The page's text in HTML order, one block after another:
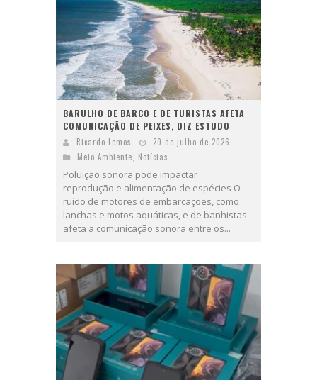
BARULHO DE BARCO E DE TURISTAS AFETA
COMUNICAÇÃO DE PEIXES, DIZ ESTUDO
Ricardo Lemos
20 de julho de 2026
Meio Ambiente
Notícias
Poluição sonora pode impactar
reprodução e alimentação de espécies O
ruído de motores de embarcações, como
lanchas e motos aquáticas, e de banhistas
afeta a comunicação sonora entre os...